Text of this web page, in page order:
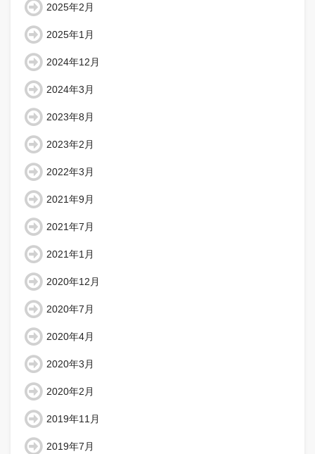
2025年2月
2025年1月
2024年12月
2024年3月
2023年8月
2023年2月
2022年3月
2021年9月
2021年7月
2021年1月
2020年12月
2020年7月
2020年4月
2020年3月
2020年2月
2019年11月
2019年7月